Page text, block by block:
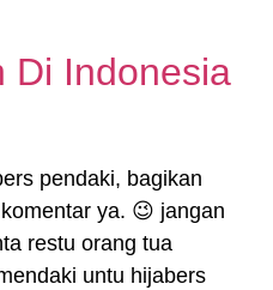
Di Indonesia
pendaki, bagikan
ya. 😉 jangan
restu orang tua
untu hijabers